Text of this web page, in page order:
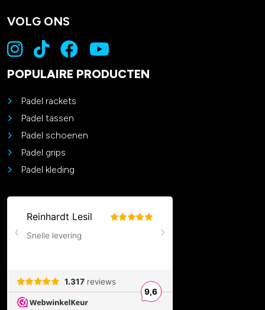
VOLG ONS
POPULAIRE PRODUCTEN
Padel rackets
Padel tassen
Padel schoenen
Padel grips
Padel kleding